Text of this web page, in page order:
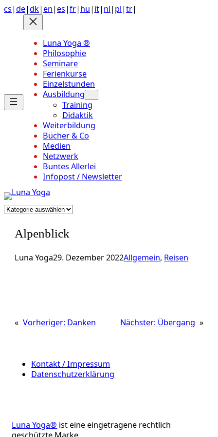
Anchor
Zum
Inhalt
springen
cs|de|dk| en| es|fr| hu| it| nl| pl|tr|
Luna Yoga ®
Philosophie
Seminare
Ferienkurse
Einzelstunden
Ausbildung
Training
Didaktik
Weiterbildung
Bücher & Co
Medien
Netzwerk
Buntes Allerlei
Infopost / Newsletter
Kategorien
Alpenblick
Luna Yoga29. Dezember 2022Allgemein, Reisen
« Vorheriger: Danken Nächster: Übergang »
Kontakt / Impressum
Datenschutzerklärung
Luna Yoga® ist eine eingetragene rechtlich